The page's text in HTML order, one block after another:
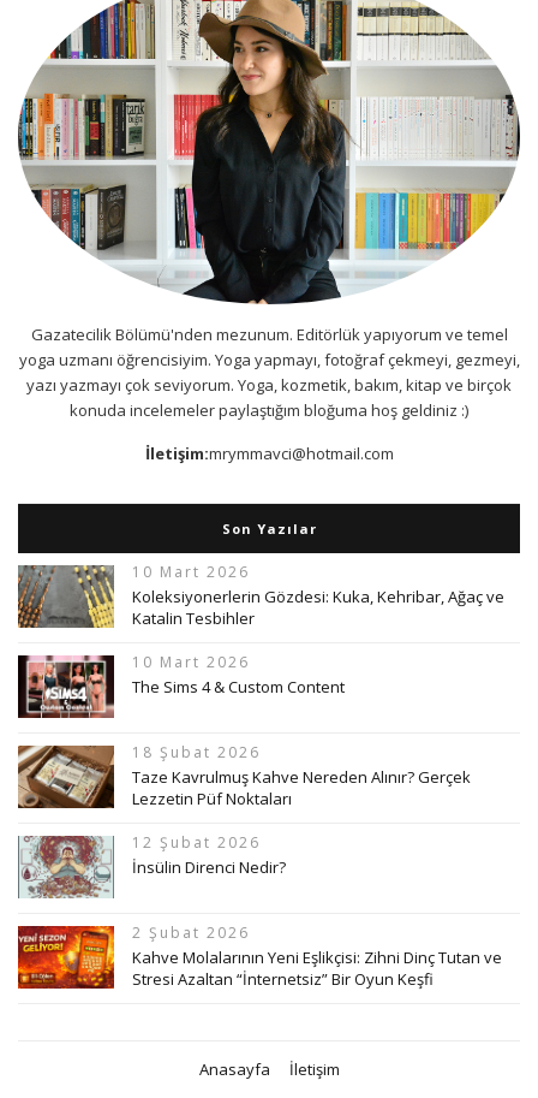
Gazatecilik Bölümü'nden mezunum. Editörlük yapıyorum ve temel
yoga uzmanı öğrencisiyim. Yoga yapmayı, fotoğraf çekmeyi, gezmeyi,
yazı yazmayı çok seviyorum. Yoga, kozmetik, bakım, kitap ve birçok
konuda incelemeler paylaştığım bloğuma hoş geldiniz :)
İletişim:mrymmavci@hotmail.com
Son Yazılar
10 Mart 2026
Koleksiyonerlerin Gözdesi: Kuka, Kehribar, Ağaç ve
Katalin Tesbihler
10 Mart 2026
The Sims 4 & Custom Content
18 Şubat 2026
Taze Kavrulmuş Kahve Nereden Alınır? Gerçek
Lezzetin Püf Noktaları
12 Şubat 2026
İnsülin Direnci Nedir?
2 Şubat 2026
Kahve Molalarının Yeni Eşlikçisi: Zihni Dinç Tutan ve
Stresi Azaltan “İnternetsiz” Bir Oyun Keşfi
Anasayfa İletişim